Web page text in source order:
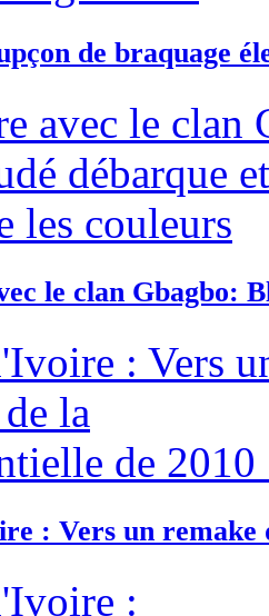
de braquage
le clan Gbagbo:
: Vers un remake